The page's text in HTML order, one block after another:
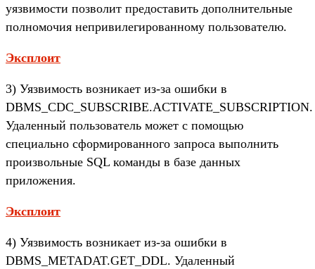
уязвимости позволит предоставить дополнительные
полномочия непривилегированному пользователю.
Эксплоит
3) Уязвимость возникает из-за ошибки в
DBMS_CDC_SUBSCRIBE.ACTIVATE_SUBSCRIPTION.
Удаленный пользователь может с помощью
специально сформированного запроса выполнить
произвольные SQL команды в базе данных
приложения.
Эксплоит
4) Уязвимость возникает из-за ошибки в
DBMS_METADAT.GET_DDL. Удаленный